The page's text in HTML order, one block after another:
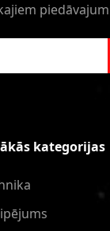
kategorijas